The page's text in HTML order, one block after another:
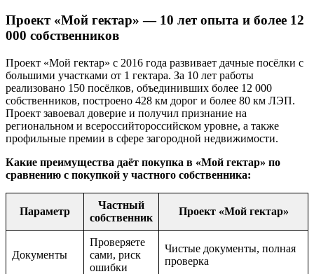
Проект «Мой гектар» — 10 лет опыта и более 12
000 собственников
Проект «Мой гектар» с 2016 года развивает дачные посёлки с
большими участками от 1 гектара. За 10 лет работы
реализовано 150 посёлков, объединивших более 12 000
собственников, построено 428 км дорог и более 80 км ЛЭП.
Проект завоевал доверие и получил признание на
региональном и всероссийтороссийском уровне, а также
профильные премии в сфере загородной недвижимости.
Какие преимущества даёт покупка в «Мой гектар» по
сравнению с покупкой у частного собственника:
Параметр
Частный
собственник
Проект «Мой гектар»
Документы
Проверяете
сами, риск
ошибки
Чистые документы, полная
проверка